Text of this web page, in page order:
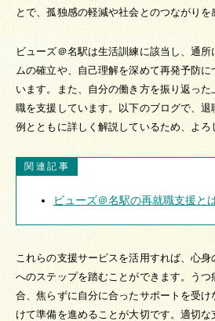
とで、孤独感の軽減や社会とのつながりを
ビューズ＠名駅は生活訓練に該当し、通
ムの確立や、自己理解を深めて再発予防
います。また、自分の働き方を振り返っ
職を支援しています。以下のブログで、
例とともに詳しく解説しているため、よろ
関連記事
ビューズ＠名駅の再就職支援と
これらの支援サービスを活用すれば、心
へのステップを踏むことができます。う
合、焦らずに自分に合ったサポートを受
けて準備を進めることが大切です。適切